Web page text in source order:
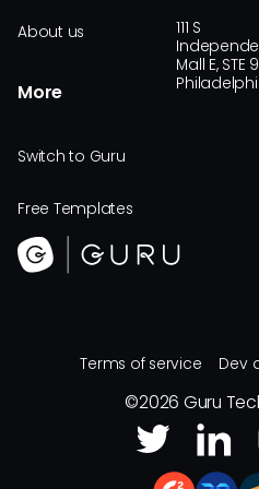
About us
More
Switch to Guru
Free Templates
111 S
Mall E, STE
Terms of service Dev
©2026 Guru